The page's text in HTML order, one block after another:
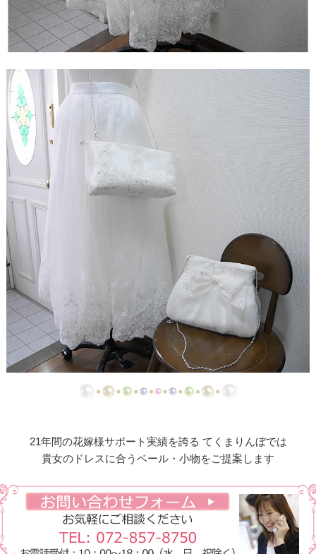
【ドレスリメイク】フリルとレースの幸せベビード
レス
【ドレスリメイク】ラッフルフリルのベビードレス
【ドレスリメイク】ピンクフリルのベビードレス
【ドレスリメイク】豪華レースのベビードレス＆お
くるみ
【ドレスリメイク】3世代をつなぐベビードレス
【ドレスリメイク】ベスト付きのタキシード風ベビ
ードレス
【ドレスリメイク】総レーススカートのオーバード
レス
【ドレスリメイク】オーガンジーレースの華やかベ
ビードレス
【ドレスリメイク】ふくさとベビーヘッドリボン
【ドレスリメイク】ベビーベスト＆オーバースカー
【ドレスリメイク】アシメトリーなレース使いのミ
ニチュアドレス
21年間の花嫁様サポート実績を誇る てくまりんぼでは
貴女のドレスに合うベール・小物をご提案します